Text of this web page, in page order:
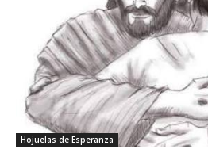
Hojuelas de Esperanza